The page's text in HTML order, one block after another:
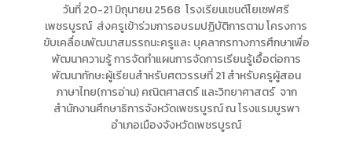
วันที่ 20-21 มิถุนายน 2568 โรงเรียนเซนต์โยเซฟศรี
เพชรบูรณ์ ส่งครูเข้าร่วมการอบรมปฏิบัติการตาม โครงการ
ขับเคลื่อนพัฒนาสมรรถนะครูและ บุคลากรทางการศึกษาเพื่อ
พัฒนาความรู้ การจัดทำแผนการจัดการเรียนรู้เอื้อต่อการ
พัฒนาทักษะผู้เรียนสำหรับศตวรรษที่ 21 สำหรับครูผู้สอน
ภาษาไทย(การอ่าน) คณิตศาสตร์ และวิทยาศาสตร์ จาก
สำนักงานศึกษาธิการจังหวัดเพชรบูรณ์ ณ โรงแรมบูรพา
อำเภอเมืองจังหวัดเพชรบูรณ์